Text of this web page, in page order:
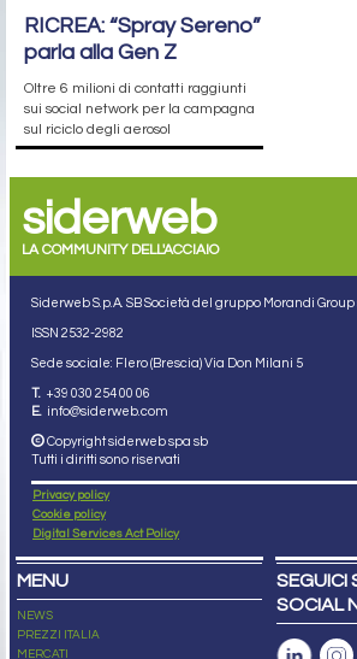
RICREA: “Spray Sereno”
parla alla Gen Z
Oltre 6 milioni di contatti raggiunti
sui social network per la campagna
sul riciclo degli aerosol
siderweb
LA COMMUNITY DELL'ACCIAIO
Siderweb S.p.A. SB Società del gruppo Morandi Group
ISSN 2532-2982
Sede sociale: Flero (Brescia) Via Don Milani 5
T. +39 030 254 00 06
E. info@siderweb.com
Copyright siderweb spa sb
Tutti i diritti sono riservati
Privacy policy
Cookie policy
Digital Services Act Policy
MENU
NEWS
PREZZI ITALIA
MERCATI
SEGUICI
SOCIAL